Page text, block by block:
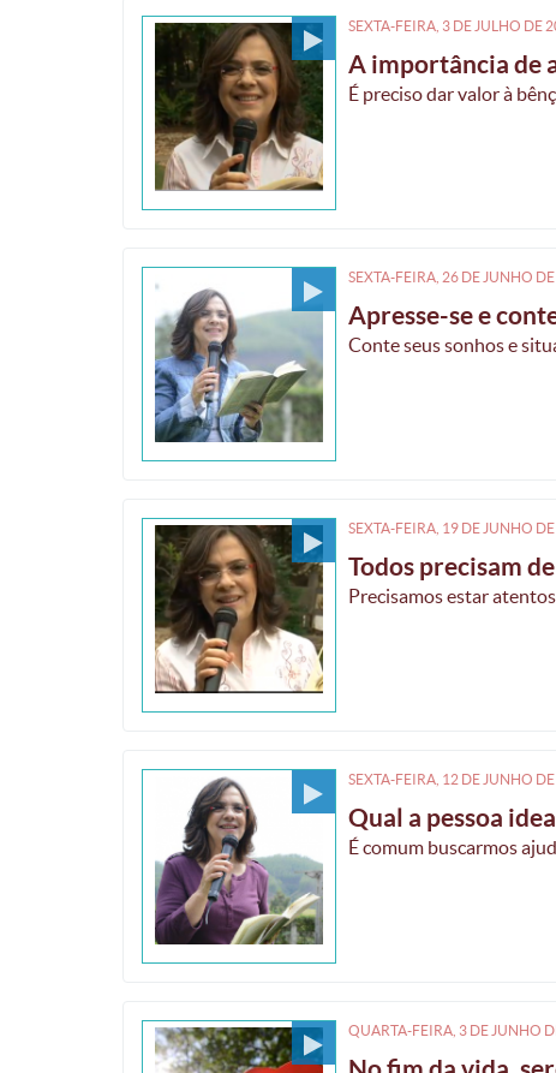
SEXTA-FEIRA, 3 DE JULHO DE
A importância de
É preciso dar valor à
SEXTA-FEIRA, 26 DE JUNHO DE
Apresse-se e
Conte seus sonhos e
SEXTA-FEIRA, 19 DE JUNHO DE
Todos precisam
Precisamos estar
SEXTA-FEIRA, 12 DE JUNHO DE
Qual a pessoa
É comum buscarmos
QUARTA-FEIRA, 3 DE JUNHO